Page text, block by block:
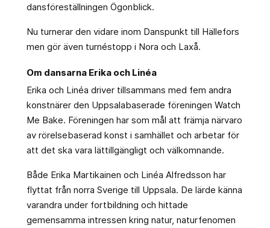
dansföreställningen Ögonblick.
Nu turnerar den vidare inom Danspunkt till Hällefors
men gör även turnéstopp i Nora och Laxå.
Om dansarna Erika och Linéa
Erika och Linéa driver tillsammans med fem andra
konstnärer den Uppsalabaserade föreningen Watch
Me Bake. Föreningen har som mål att främja närvaro
av rörelsebaserad konst i samhället och arbetar för
att det ska vara lättillgängligt och välkomnande.
Både Erika Martikainen och Linéa Alfredsson har
flyttat från norra Sverige till Uppsala. De lärde känna
varandra under fortbildning och hittade
gemensamma intressen kring natur, naturfenomen